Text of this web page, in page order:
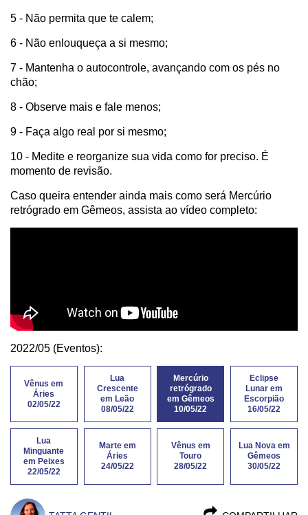
5 - Não permita que te calem;
6 - Não enlouqueça a si mesmo;
7 - Mantenha o autocontrole, avançando com os pés no
chão;
8 - Observe mais e fale menos;
9 - Faça algo real por si mesmo;
10 - Medite e reorganize sua vida como for preciso. É
momento de revisão.
Caso queira entender ainda mais como será Mercúrio
retrógrado em Gêmeos, assista ao vídeo completo:
2022/05 (Eventos):
Vênus em
Áries
02/05/22
Lua
Crescente
em Leão
08/05/22
Mercúrio
retrógrado
em Gêmeos
10/05/22
Eclipse
Lunar em
Escorpião
16/05/22
Lua
Minguante
em Peixes
22/05/22
Marte em
Áries
24/05/22
Vênus em
Touro
28/05/22
Lua Nova em
Gêmeos
30/05/22